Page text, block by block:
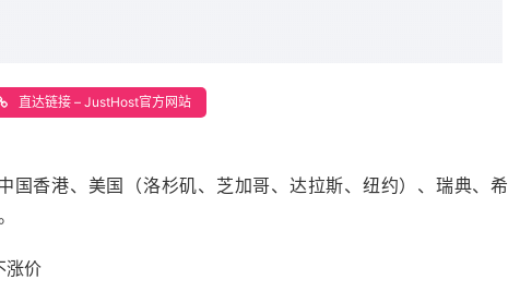
直达链接 – JustHost官方网站
国香港、美国（洛杉矶、芝加哥、达拉斯、纽约）、瑞典、希
涨价